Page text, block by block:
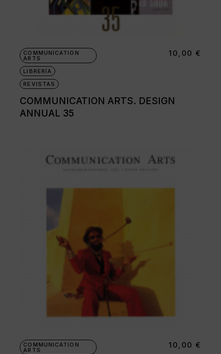
COMMUNICATION
ARTS
LIBRERÍA
REVISTAS
COMMUNICATION ARTS. DESIGN
ANNUAL 35
10,00 €
COMMUNICATION
ARTS
10,00 €